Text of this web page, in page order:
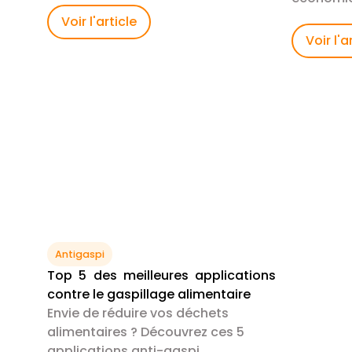
multiples.
Voir l'article
place
Voir
Antigaspi
Top 5 des meilleures applications
contre le gaspillage alimentaire
Envie de réduire vos déchets
alimentaires ? Découvrez ces 5